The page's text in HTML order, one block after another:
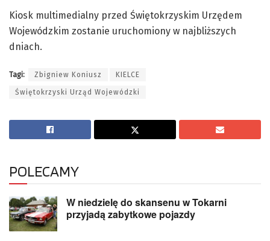
Kiosk multimedialny przed Świętokrzyskim Urzędem
Wojewódzkim zostanie uruchomiony w najbliższych
dniach.
Tagi: Zbigniew Koniusz KIELCE
Świętokrzyski Urząd Wojewódzki
POLECAMY
W niedzielę do skansenu w Tokarni
przyjadą zabytkowe pojazdy